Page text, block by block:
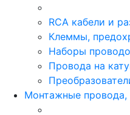
RCA кабели и
Клеммы,
Наборы
Провода на
Монтажные провода,